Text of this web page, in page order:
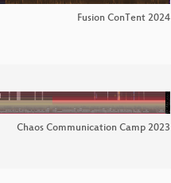
Fusion ConTent 2024
Chaos Communication Camp 2023